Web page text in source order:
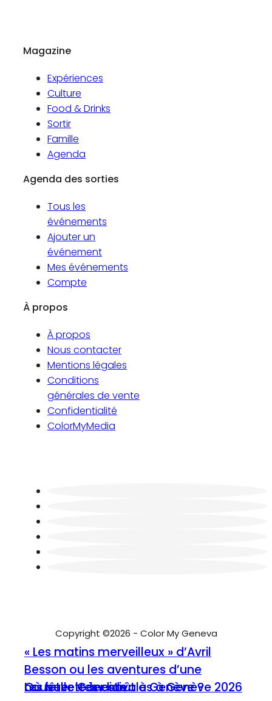
« Les matins merveilleux » d’Avril
Besson ou les aventures d’une
nouvelle Candide
Où fêter le 1er août à Genève ?
Les buvettes estivales à Genève 2026
Magazine
Expériences
Culture
Food & Drinks
Sortir
Famille
Agenda
Agenda des sorties
Tous les
événements
Ajouter un
événement
Mes événements
Compte
À propos
À propos
Nous contacter
Mentions légales
Conditions
générales de vente
Confidentialité
ColorMyMedia
Copyright ©2026 - Color My Geneva